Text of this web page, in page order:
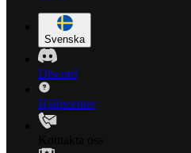
Svenska
Discord
Hjälpcenter